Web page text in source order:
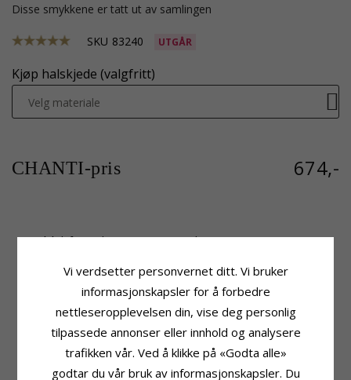
Disse smykkene er tatt ut av samlingen
SKU 83240 UTGÅR
Kjøp halskjede (valgfritt)
Velg materiale
CHANTI-pris 674,-
Produktinformasjon
Korsanheng
Oksidert Sterlingsølv
Fatning
Høyde Ekskl. Øsken:30,5 mm
Bredde: 21,4 mm
Leveringstid
Leveringstid:
Vi verdsetter personvernet ditt. Vi bruker
informasjonskapsler for å forbedre
nettleseropplevelsen din, vise deg personlig
tilpassede annonser eller innhold og analysere
trafikken vår. Ved å klikke på «Godta alle»
godtar du vår bruk av informasjonskapsler. Du